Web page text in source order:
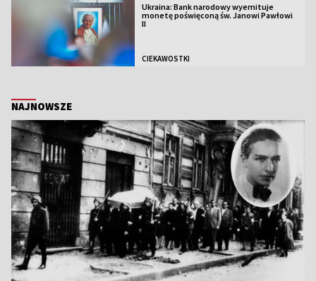
Ukraina: Bank narodowy wyemituje
monetę poświęconą św. Janowi Pawłowi
II
CIEKAWOSTKI
NAJNOWSZE